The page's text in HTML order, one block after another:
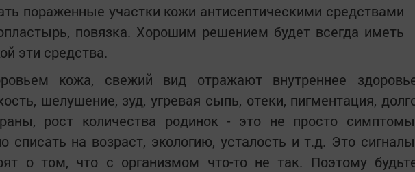
пораженные участки кожи антисептическими средствами
повязка. Хорошим решением будет всегда иметь
эти средства.
кожа, свежий вид отражают внутреннее
шелушение, зуд, угревая сыпь, отеки, пигментация,
рост количества родинок - это не просто
списать на возраст, экологию, усталость и т.д. Это
о том, что с организмом что-то не так. Поэтому